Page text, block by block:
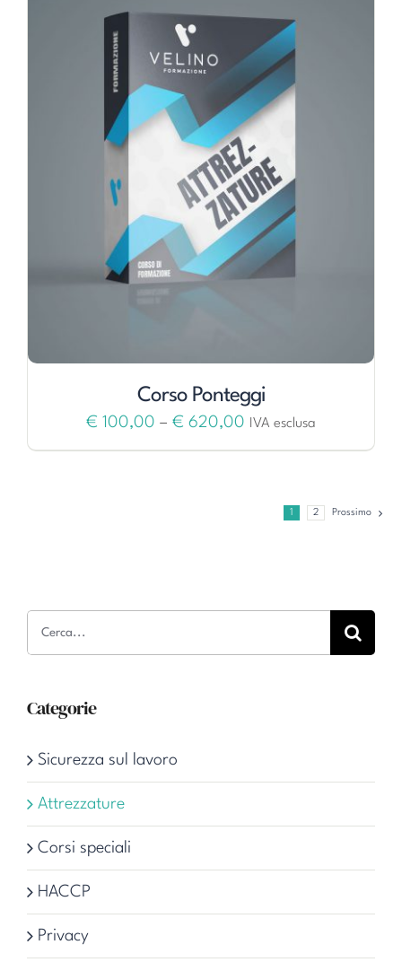
Corso Ponteggi
€ 100,00 – € 620,00 IVA esclusa
1 2 Prossimo
Categorie
Sicurezza sul lavoro
Attrezzature
Corsi speciali
HACCP
Privacy